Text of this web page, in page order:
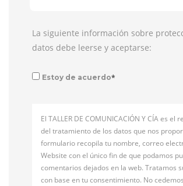
La siguiente información sobre
datos debe leerse y aceptarse:
Estoy de acuerdo*
El TALLER DE COMUNICACIÓN Y CÍA es el
del tratamiento de los datos que nos
formulario recopila tu nombre, correo
Website con el único fin de que podamos
comentarios dejados en la web. Tratamos
con base en tu consentimiento. No